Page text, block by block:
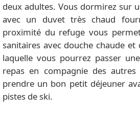
deux adultes. Vous dormirez sur
avec un duvet très chaud
proximité du refuge vous
sanitaires avec douche chaude et
laquelle vous pourrez passer
repas en compagnie des
prendre un bon petit déjeuner
pistes de ski.